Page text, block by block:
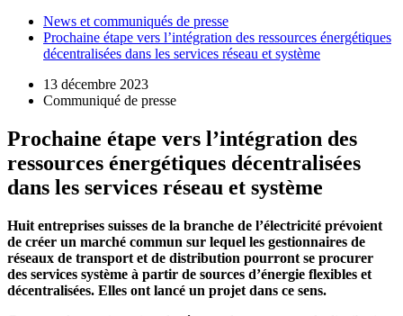
News et communiqués de presse
Prochaine étape vers l’intégration des ressources énergétiques
décentralisées dans les services réseau et système
13 décembre 2023
Communiqué de presse
Prochaine étape vers l’intégration des
ressources énergétiques décentralisées
dans les services réseau et système
Huit entreprises suisses de la branche de l’électricité prévoient
de créer un marché commun sur lequel les gestionnaires de
réseaux de transport et de distribution pourront se procurer
des services système à partir de sources d’énergie flexibles et
décentralisées. Elles ont lancé un projet dans ce sens.